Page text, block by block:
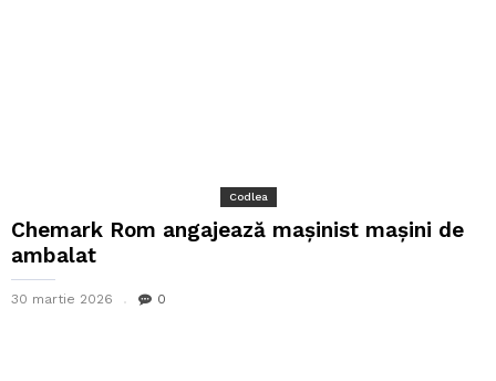
Codlea
Chemark Rom angajează mașinist mașini de
ambalat
30 martie 2026 0